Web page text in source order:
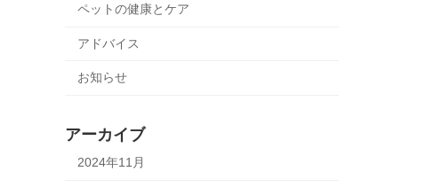
ペットの健康とケア
アドバイス
お知らせ
アーカイブ
2024年11月